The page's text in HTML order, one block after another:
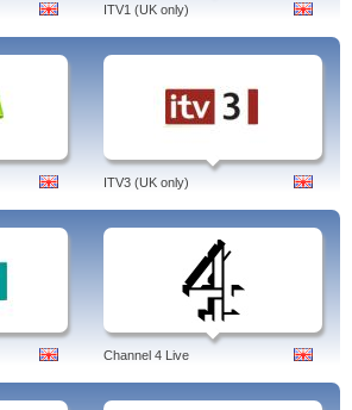
ITV1 (UK only)
ITV3 (UK only)
Channel 4 Live